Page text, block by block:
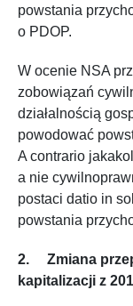
powstania
o PDOP.
W ocenie NSA
zobowiązań
działalnością
powodować
A contrario
a nie
postaci datio in
powstania
2. Zmiana
kapitalizacji z